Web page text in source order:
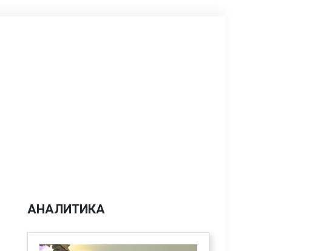
АНАЛИТИКА